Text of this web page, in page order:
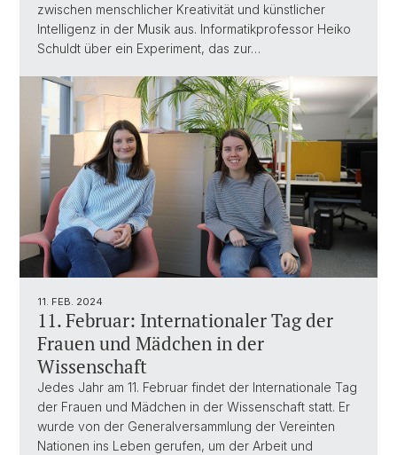
zwischen menschlicher Kreativität und künstlicher
Intelligenz in der Musik aus. Informatikprofessor Heiko
Schuldt über ein Experiment, das zur…
11. FEB. 2024
11. Februar: Internationaler Tag der
Frauen und Mädchen in der
Wissenschaft
Jedes Jahr am 11. Februar findet der Internationale Tag
der Frauen und Mädchen in der Wissenschaft statt. Er
wurde von der Generalversammlung der Vereinten
Nationen ins Leben gerufen, um der Arbeit und